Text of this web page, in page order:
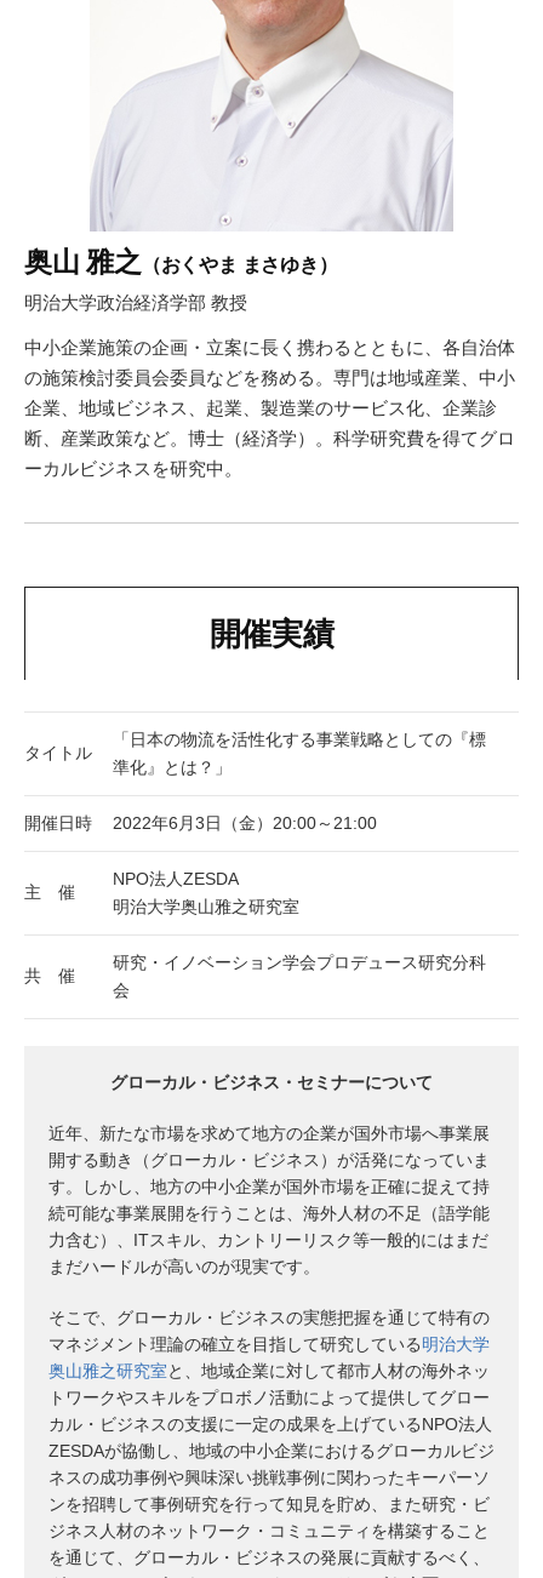
奥山 雅之
（おくやま まさゆき）
明治大学政治経済学部 教授
中小企業施策の企画・立案に長く携わるとともに、各自治体
の施策検討委員会委員などを務める。専門は地域産業、中小
企業、地域ビジネス、起業、製造業のサービス化、企業診
断、産業政策など。博士（経済学）。科学研究費を得てグロ
ーカルビジネスを研究中。
開催実績
タイトル
「日本の物流を活性化する事業戦略としての『標
準化』とは？」
開催日時 2022年6月3日（金）20:00～21:00
主 催
NPO法人ZESDA
明治大学奥山雅之研究室
共 催
研究・イノベーション学会プロデュース研究分科
会
グローカル・ビジネス・セミナーについて
近年、新たな市場を求めて地方の企業が国外市場へ事業展
開する動き（グローカル・ビジネス）が活発になっていま
す。しかし、地方の中小企業が国外市場を正確に捉えて持
続可能な事業展開を行うことは、海外人材の不足（語学能
力含む）、ITスキル、カントリーリスク等一般的にはまだ
まだハードルが高いのが現実です。
そこで、グローカル・ビジネスの実態把握を通じて特有の
マネジメント理論の確立を目指して研究している 明治大学
奥山雅之研究室 と、地域企業に対して都市人材の海外ネッ
トワークやスキルをプロボノ活動によって提供してグロー
カル・ビジネスの支援に一定の成果を上げているNPO法人
ZESDAが協働し、地域の中小企業におけるグローカルビジ
ネスの成功事例や興味深い挑戦事例に関わったキーパーソ
ンを招聘して事例研究を行って知見を貯め、また研究・ビ
ジネス人材のネットワーク・コミュニティを構築すること
を通じて、グローカル・ビジネスの発展に貢献するべく、